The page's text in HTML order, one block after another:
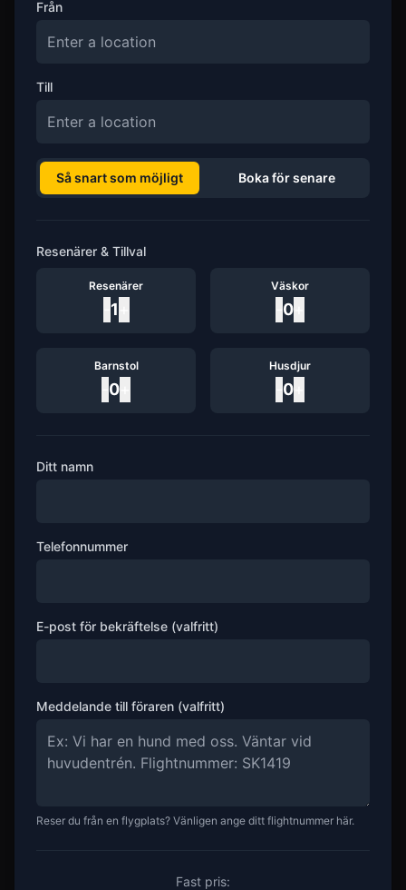
Från
Till
Så snart som möjligt Boka för senare
Resenärer & Tillval
Resenärer
1
Väskor
0
Barnstol
0
Husdjur
0
Ditt namn
Telefonnummer
E-post för bekräftelse (valfritt)
Meddelande till föraren (valfritt)
Reser du från en flygplats? Vänligen ange ditt flightnummer här.
Fast pris: